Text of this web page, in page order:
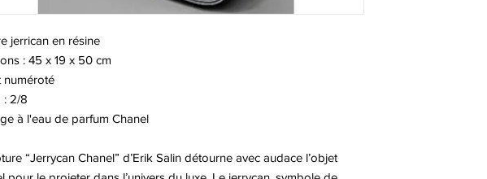
jerrican en résine
: 45 x 19 x 50 cm
numéroté
: 2/8
à l'eau de parfum Chanel
“Jerrycan Chanel” d’Erik Salin détourne avec audace l’objet